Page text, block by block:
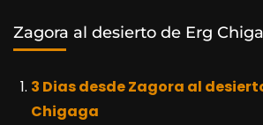
Zagora al desierto de Erg
3 Dias desde Zagora al
Chigaga